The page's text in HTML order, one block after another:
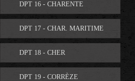
DPT 16 - CHARENTE
DPT 17 - CHAR. MARITIME
DPT 18 - CHER
DPT 19 - CORRÈZE